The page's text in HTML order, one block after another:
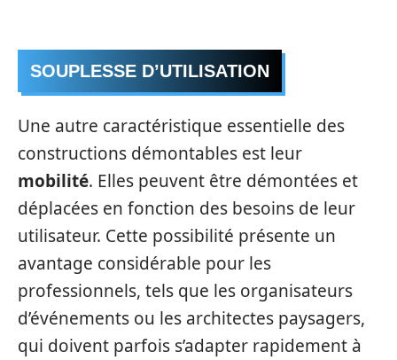
SOUPLESSE D’UTILISATION
Une autre caractéristique essentielle des
constructions démontables est leur
mobilité. Elles peuvent être démontées et
déplacées en fonction des besoins de leur
utilisateur. Cette possibilité présente un
avantage considérable pour les
professionnels, tels que les organisateurs
d’événements ou les architectes paysagers,
qui doivent parfois s’adapter rapidement à